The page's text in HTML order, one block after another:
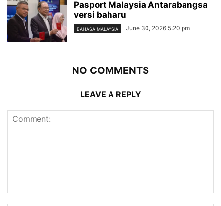
Pasport Malaysia Antarabangsa
versi baharu
BAHASA MALAYSIA June 30, 2026 5:20 pm
NO COMMENTS
LEAVE A REPLY